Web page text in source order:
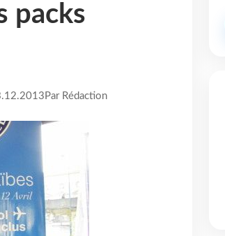
packs
Par Rédaction